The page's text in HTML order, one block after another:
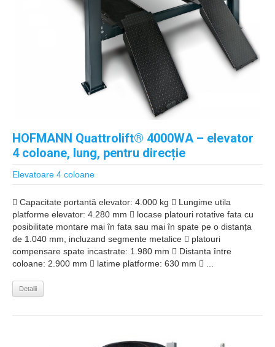
HOFMANN Quattrolift® 4000WA – elevator
4 coloane, lung, pentru direcție
Elevatoare 4 coloane
 Capacitate portantă elevator: 4.000 kg  Lungime utila
platforme elevator: 4.280 mm  locase platouri rotative fata cu
posibilitate montare mai în fata sau mai în spate pe o distanța
de 1.040 mm, incluzand segmente metalice  platouri
compensare spate incastrate: 1.980 mm  Distanta între
coloane: 2.900 mm  latime platforme: 630 mm  ...
Detalii